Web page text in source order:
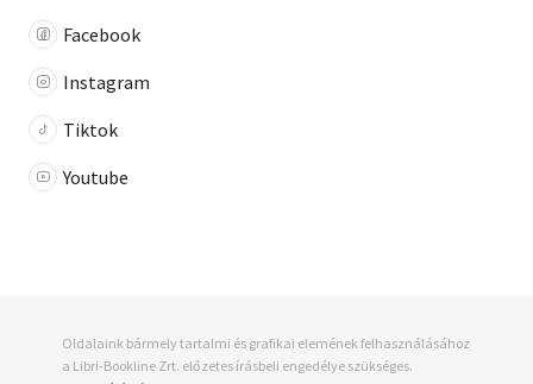
Facebook
Instagram
Tiktok
Youtube
Oldalaink bármely tartalmi és grafikai elemének felhasználásához
a Libri-Bookline Zrt. előzetes írásbeli engedélye szükséges.